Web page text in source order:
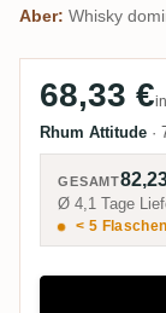
Aber: Whisky
68,33 €
Rhum Attitude ·
GESAMT
Ø 4,1 Tage
< 5